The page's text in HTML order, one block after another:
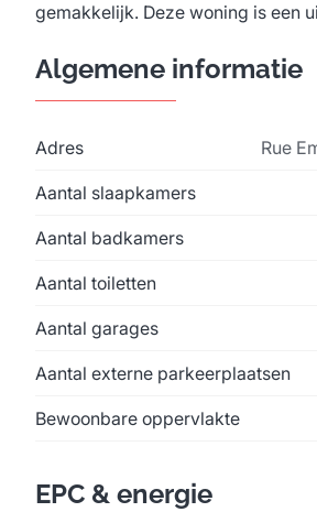
gemakkelijk. Deze woning is een
Algemene informatie
Adres Rue
Aantal slaapkamers
Aantal badkamers
Aantal toiletten
Aantal garages
Aantal externe parkeerplaatsen
Bewoonbare oppervlakte
EPC & energie